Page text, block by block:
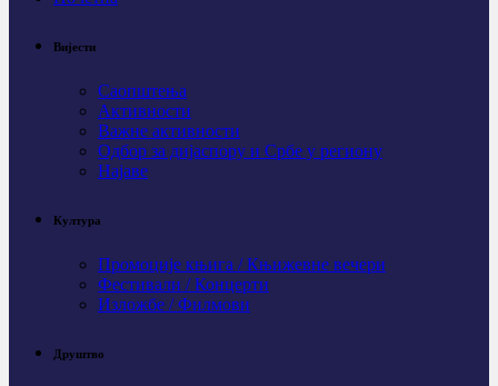
Вијести
Саопштења
Активности
Важне активности
Одбор за дијаспору и Србе у региону
Најаве
Култура
Промоције књига / Књижевне вечери
Фестивали / Концерти
Изложбе / Филмови
Друштво